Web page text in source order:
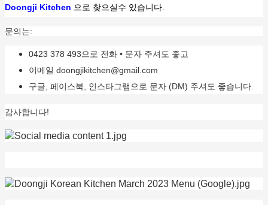
Doongji Kitchen 으로 찾으실수 있습니다.
문의는:
0423 378 493으로 전화 • 문자 주셔도 좋고
이메일 doongjikitchen@gmail.com
구글, 페이스북, 인스타그램으로 문자 (DM) 주셔도 좋습니다.
감사합니다!